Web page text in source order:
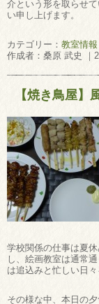
介という形を取らせ
い申し上げます。
カテゴリー： 教室情報
作成者：桑原 武史 ｜
【焼き鳥屋】
学校関係の仕事は夏
し、絵画教室は通常
は追込みと忙しい日々
その様な中、本日の